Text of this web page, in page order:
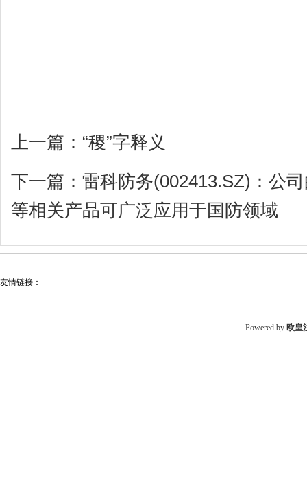
上一篇： “稷”字释义
下一篇： 雷科防务(002413.SZ)：公
等相关产品可广泛应用于国防领域
友情链接：
Powered by 欧皇